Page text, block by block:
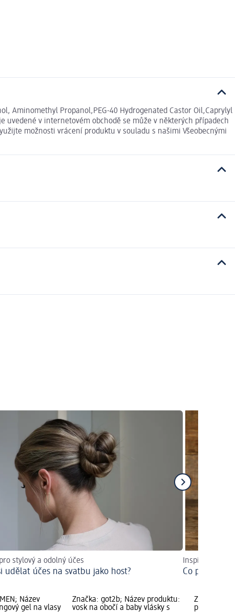
Aminomethyl Propanol,PEG-40 Hydrogenated Castor Oil,Caprylyl
uvedené v internetovém obchodě se může v některých případech
možnosti vrácení produktu v souladu s našimi Všeobecnými
stylový a odolný účes
udělat účes na svatbu jako host?
Inspirace a tipy
Co patří do
Název
gel na vlasy
Značka: got2b; Název produktu:
vosk na obočí a baby vlásky s
Značka:
pěna na